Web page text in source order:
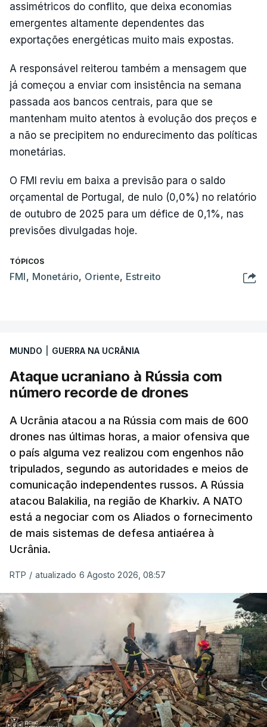
assimétricos do conflito, que deixa economias
emergentes altamente dependentes das
exportações energéticas muito mais expostas.
A responsável reiterou também a mensagem que
já começou a enviar com insistência na semana
passada aos bancos centrais, para que se
mantenham muito atentos à evolução dos preços e
a não se precipitem no endurecimento das políticas
monetárias.
O FMI reviu em baixa a previsão para o saldo
orçamental de Portugal, de nulo (0,0%) no relatório
de outubro de 2025 para um défice de 0,1%, nas
previsões divulgadas hoje.
TÓPICOS
FMI, Monetário, Oriente, Estreito
MUNDO GUERRA NA UCRÂNIA
Ataque ucraniano à Rússia com
número recorde de drones
A Ucrânia atacou a na Rússia com mais de 600
drones nas últimas horas, a maior ofensiva que
o país alguma vez realizou com engenhos não
tripulados, segundo as autoridades e meios de
comunicação independentes russos. A Rússia
atacou Balakilia, na região de Kharkiv. A NATO
está a negociar com os Aliados o fornecimento
de mais sistemas de defesa antiaérea à
Ucrânia.
RTP / atualizado 6 Agosto 2026, 08:57